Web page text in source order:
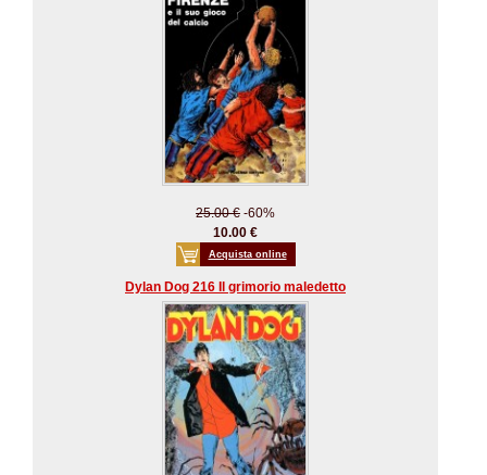
25.00 € -60%
10.00 €
Acquista online
Dylan Dog 216 Il grimorio maledetto